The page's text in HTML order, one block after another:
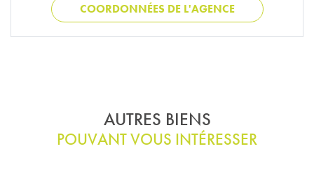
COORDONNÉES DE L'AGENCE
AUTRES BIENS
POUVANT VOUS INTÉRESSER